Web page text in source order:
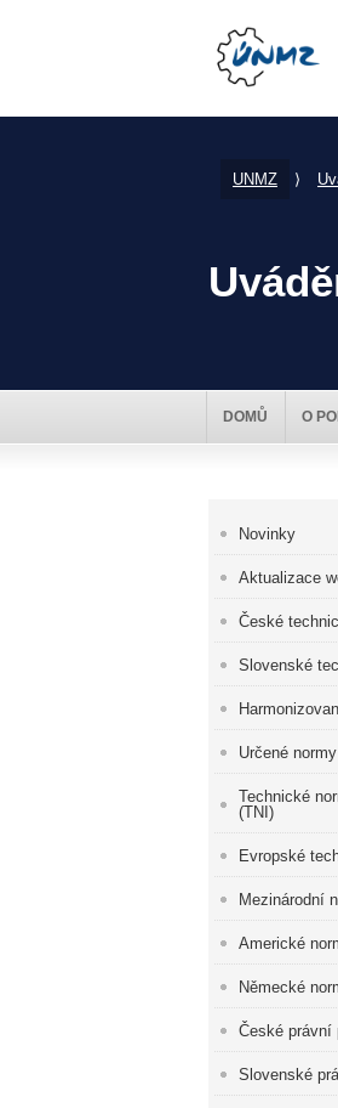
UNMZ ⟩
DOMŮ O
Novinky
Aktualizace
České
Slovenské
Určené normy
Technické
(TNI)
Evropské
Mezinárodní
Americké
Německé
České právní
Slovenské